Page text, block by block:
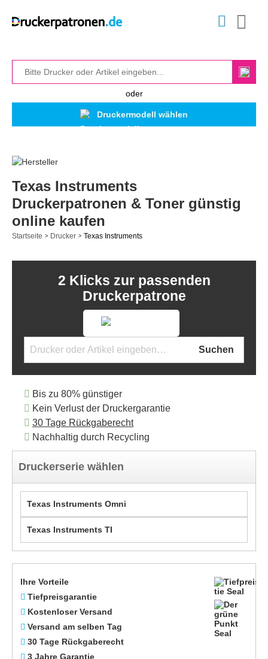
Druckermodell wählen
oder
Ihre Vorteile
Tiefpreisgarantie
Kostenloser Versand
Versand am selben Tag
30 Tage Rückgaberecht
3 Jahre Garantie
Texas Instruments
Druckerpatronen & Toner günstig
online kaufen
Startseite > Drucker > Texas Instruments
2 Klicks zur passenden
Druckerpatrone
Suchen
Bis zu 80% günstiger
Kein Verlust der Druckergarantie
30 Tage Rückgaberecht
Nachhaltig durch Recycling
Druckerserie wählen
Texas Instruments Omni
Texas Instruments TI